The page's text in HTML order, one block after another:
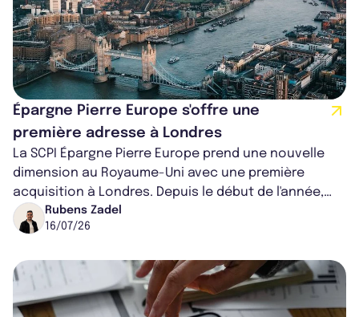
Épargne Pierre Europe s'offre une
première adresse à Londres
La SCPI Épargne Pierre Europe prend une nouvelle
dimension au Royaume-Uni avec une première
acquisition à Londres. Depuis le début de l'année,
ses investissements se concentrent pr...
Rubens Zadel
16/07/26